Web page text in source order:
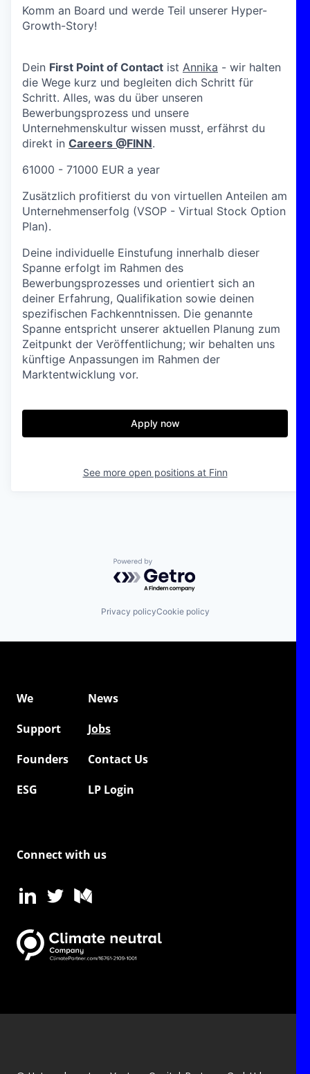
Komm an Board und werde Teil unserer Hyper-
Growth-Story!
Dein First Point of Contact ist Annika - wir halten
die Wege kurz und begleiten dich Schritt für
Schritt. Alles, was du über unseren
Bewerbungsprozess und unsere
Unternehmenskultur wissen musst, erfährst du
direkt in Careers @FINN.
61000 - 71000 EUR a year
Zusätzlich profitierst du von virtuellen Anteilen am
Unternehmenserfolg (VSOP - Virtual Stock Option
Plan).
Deine individuelle Einstufung innerhalb dieser
Spanne erfolgt im Rahmen des
Bewerbungsprozesses und orientiert sich an
deiner Erfahrung, Qualifikation sowie deinen
spezifischen Fachkenntnissen. Die genannte
Spanne entspricht unserer aktuellen Planung zum
Zeitpunkt der Veröffentlichung; wir behalten uns
künftige Anpassungen im Rahmen der
Marktentwicklung vor.
Apply now
See more open positions at Finn
Powered by Getro.com
Privacy policyCookie policy
We
News
Support
Jobs
Founders
Contact Us
ESG
LP Login
Connect with us